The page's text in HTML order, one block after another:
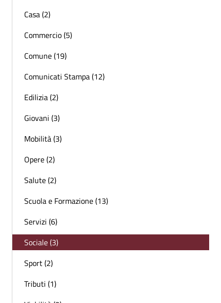
Casa (2)
Commercio (5)
Comune (19)
Comunicati Stampa (12)
Edilizia (2)
Giovani (3)
Mobilità (3)
Opere (2)
Salute (2)
Scuola e Formazione (13)
Servizi (6)
Sociale (3)
Sport (2)
Tributi (1)